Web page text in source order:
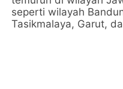
seperti wilayah
Tasikmalaya, Garut,